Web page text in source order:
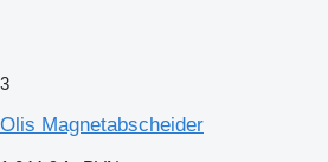
3
Olis Magnetabscheider